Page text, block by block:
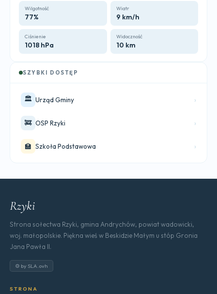
Wilgotność
77%
Wiatr
9 km/h
Ciśnienie
1018 hPa
Widoczność
10 km
SZYBKI DOSTĘP
🏛️ Urząd Gminy ›
🚒 OSP Rzyki ›
🏫 Szkoła Podstawowa ›
Rzyki
Strona sołectwa Rzyki, gmina Andrychów, powiat wadowicki,
woj. małopolskie. Piękna wieś w Beskidzie Małym u stóp Gronia
Jana Pawła II.
⚙ by SLA.ovh
STRONA